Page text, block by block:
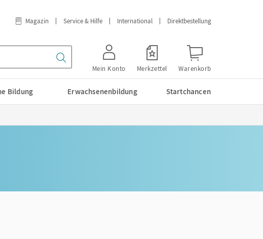
Magazin Service & Hilfe International Direktbestellung
Mein Konto Merkzettel Warenkorb
Bildung Erwachsenenbildung Startchancen